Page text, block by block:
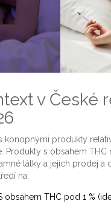
v České
konopnými produkty
Produkty s obsahem THC
látky a jejich prodej a
na:
obsahem THC pod 1 %